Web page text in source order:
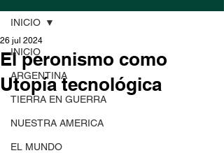
INICIO
ARGENTINA
TIERRA EN GUERRA
NUESTRA AMERICA
EL MUNDO
INICIO
El peronismo como
Utopía tecnológica
26 jul 2024